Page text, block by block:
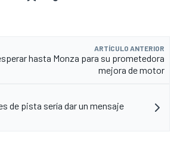
ARTÍCULO ANTERIOR
hasta Monza para su prometedora
mejora de motor
de pista sería dar un mensaje